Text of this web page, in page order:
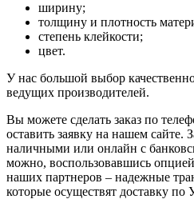
ширину;
толщину и плотность
степень клейкости;
цвет.
У нас большой выбор
ведущих производителей.
Вы можете сделать заказ по
оставить заявку на нашем сайте.
наличными или онлайн с
можно, воспользовавшись
наших партнеров – надежные
которые осуществят доставку по